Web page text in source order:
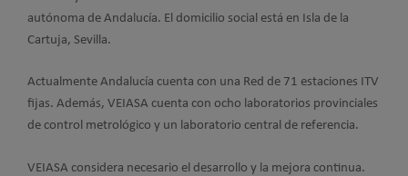
autónoma de Andalucía. El domicilio social está en Isla de la
Cartuja, Sevilla.
Actualmente Andalucía cuenta con una Red de 71 estaciones ITV
fijas. Además, VEIASA cuenta con ocho laboratorios provinciales
de control metrológico y un laboratorio central de referencia.
VEIASA considera necesario el desarrollo y la mejora continua.